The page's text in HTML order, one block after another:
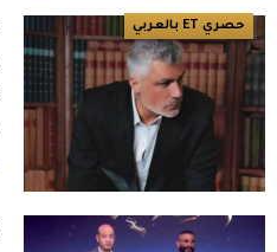
حصري ET بالعربي